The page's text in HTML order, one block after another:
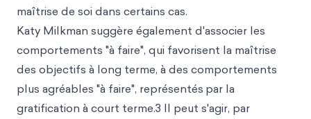
maîtrise de soi dans certains cas.
Katy Milkman suggère également d'associer les
comportements "à faire", qui favorisent la maîtrise
des objectifs à long terme, à des comportements
plus agréables "à faire", représentés par la
gratification à court terme.3 Il peut s'agir, par